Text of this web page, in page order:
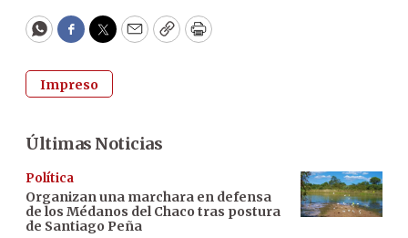
WhatsApp
Facebook
Twitter
EmailCopyPrint
Impreso
Últimas Noticias
Política
Organizan una marchara en defensa
de los Médanos del Chaco tras postura
de Santiago Peña